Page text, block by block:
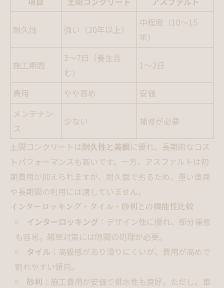
耐久性 強い（20年以上）
中程度（10～15
年）
施工期間
3～7日（養生含
む）
1～2日
費用 やや高め
安価
メンテナン
ス
少ない 補修が必要
土間コンクリートは耐久性と美観に優れ、長期的なコス
トパフォーマンスも高いです。一方、アスファルトは初
期費用が抑えられますが、耐久面で劣るため、重い車両
や長期間の利用には適していません。
インターロッキング・タイル・砂利との機能性比較
インターロッキング ：デザイン性に優れ、部分補修
も容易。雑草対策には隙間の処理が必要。
タイル ：高級感があり滑りにくいが、費用が高めで
割れやすい傾向。
砂利 ：施工費用が安価で排水性も良好。ただし、車